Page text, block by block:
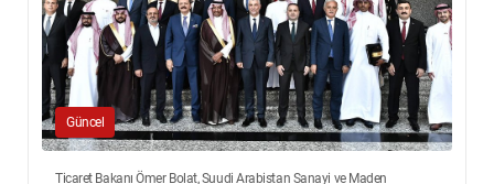
Güncel
Ticaret Bakanı Ömer Bolat, Suudi Arabistan Sanayi ve Maden